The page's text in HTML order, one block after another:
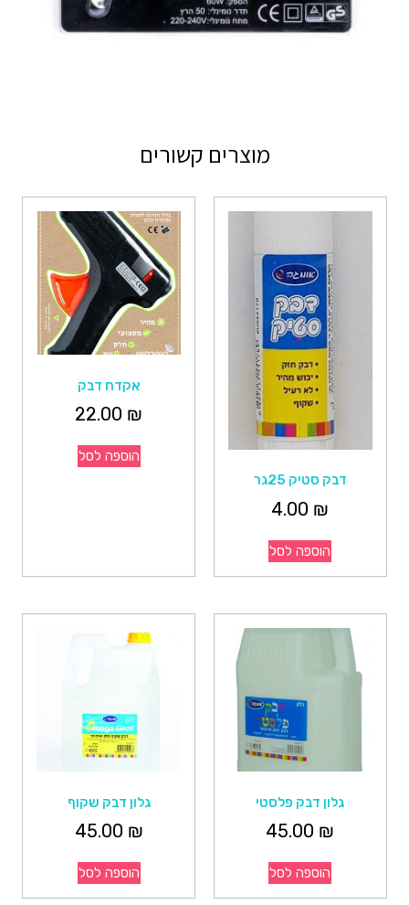
מוצרים קשורים
דבק סטיק 25גר
4.00 ₪
הוספה לסל
אקדח דבק
22.00 ₪
הוספה לסל
גלון דבק פלסטי
45.00 ₪
הוספה לסל
גלון דבק שקוף
45.00 ₪
הוספה לסל